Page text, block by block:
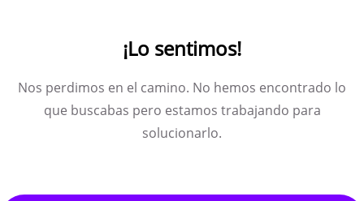
¡Lo sentimos!
Nos perdimos en el camino. No hemos encontrado lo
que buscabas pero estamos trabajando para
solucionarlo.